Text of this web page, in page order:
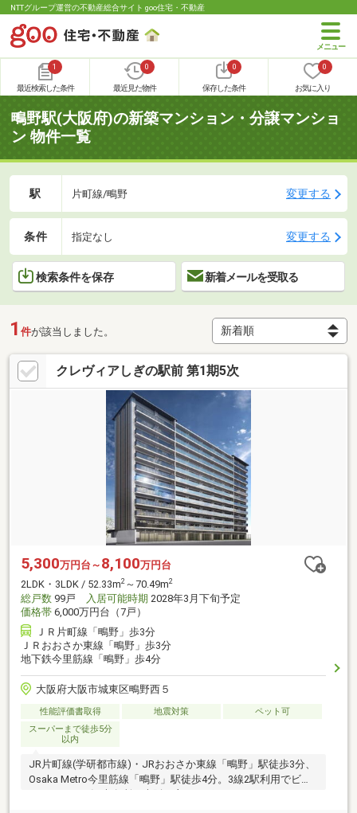
NTTグループ運営の不動産総合サイト goo住宅・不動産
1
最近検索した条件
0
最近見た物件
0
保存した条件
0
お気に入り
鴫野駅(大阪府)の新築マンション・分譲マンショ
ン 物件一覧
駅 片町線/鴫野 変更する
条件 指定なし 変更する
検索条件を保存 新着メールを受取る
1 件が該当しました。
クレヴィアしぎの駅前 第1期5次
5,300万円台～ 8,100万円台
2LDK・3LDK / 52.33m2 ～70.49m2
総戸数 99戸 入居可能時期 2028年3月下旬予定
価格帯 6,000万円台（7戸）
ＪＲ片町線「鴫野」歩3分
ＪＲおおさか東線「鴫野」歩3分
地下鉄今里筋線「鴫野」歩4分
大阪府大阪市城東区鴫野西５
性能評価書取得 地震対策
ペット可
スーパーまで徒歩5分
以内
JR片町線(学研都市線)・JRおおさか東線「鴫野」駅徒歩3分、
Osaka Metro今里筋線「鴫野」駅徒歩4分。3線2駅利用でビジ